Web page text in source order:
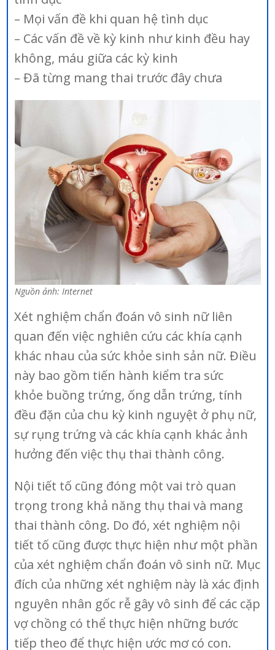
– Mọi vấn đề khi quan hệ tình dục
– Các vấn đề về kỳ kinh như kinh đều hay
không, máu giữa các kỳ kinh
– Đã từng mang thai trước đây chưa
Nguồn ảnh: Internet
Xét nghiệm chẩn đoán vô sinh nữ liên
quan đến việc nghiên cứu các khía cạnh
khác nhau của sức khỏe sinh sản nữ. Điều
này bao gồm tiến hành kiểm tra sức
khỏe buồng trứng, ống dẫn trứng, tính
đều đặn của chu kỳ kinh nguyệt ở phụ nữ,
sự rụng trứng và các khía cạnh khác ảnh
hưởng đến việc thụ thai thành công.
Nội tiết tố cũng đóng một vai trò quan
trọng trong khả năng thụ thai và mang
thai thành công. Do đó, xét nghiệm nội
tiết tố cũng được thực hiện như một phần
của xét nghiệm chẩn đoán vô sinh nữ. Mục
đích của những xét nghiệm này là xác định
nguyên nhân gốc rễ gây vô sinh để các cặp
vợ chồng có thể thực hiện những bước
tiếp theo để thực hiện ước mơ có con.